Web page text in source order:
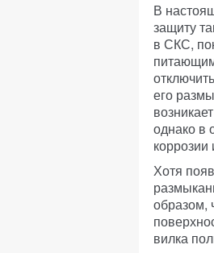
В
защиту
в СКС,
его
однако в
Хотя
образом,
вилка